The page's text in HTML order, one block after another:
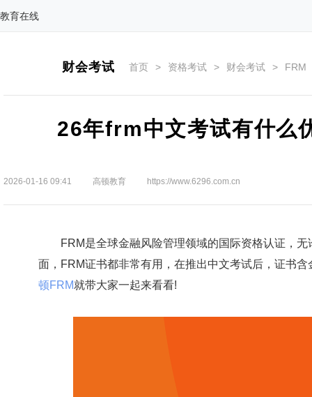
教育在线
财会考试 首页 > 资格考试 > 财会考试 > FRM
26年frm中文考试有什么
2026-01-16 09:41 高顿教育 https://www.6296.com.cn
FRM是全球金融风险管理领域的国际资格认证，无
面，FRM证书都非常有用，在推出中文考试后，证书
顿FRM就带大家一起来看看!